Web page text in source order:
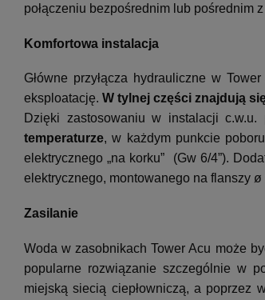
połączeniu bezpośrednim lub pośrednim
Komfortowa instalacja
Główne przyłącza hydrauliczne w
eksploatację.W tylnej części znajdują
Dzięki zastosowaniu w instalacji c.w.u.
temperaturze, w każdym punkcie
elektrycznego „na korku” (Gw 6/4”).
elektrycznego, montowanego na flanszy ø
Zasilanie
Woda w zasobnikach Tower Acu może
popularne rozwiązanie szczególnie w
miejską siecią ciepłowniczą, a poprzez